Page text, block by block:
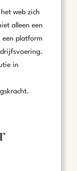
web zich
alleen een
een platform
in